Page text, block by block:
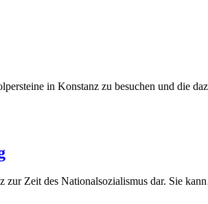
in Konstanz zu besuchen und die
zur Zeit des National­sozialismus dar. Sie